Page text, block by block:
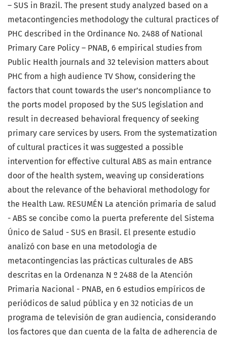
– SUS in Brazil. The present study analyzed based on a
metacontingencies methodology the cultural practices of
PHC described in the Ordinance No. 2488 of National
Primary Care Policy – PNAB, 6 empirical studies from
Public Health journals and 32 television matters about
PHC from a high audience TV Show, considering the
factors that count towards the user’s noncompliance to
the ports model proposed by the SUS legislation and
result in decreased behavioral frequency of seeking
primary care services by users. From the systematization
of cultural practices it was suggested a possible
intervention for effective cultural ABS as main entrance
door of the health system, weaving up considerations
about the relevance of the behavioral methodology for
the Health Law. RESUMÉN La atención primaria de salud
- ABS se concibe como la puerta preferente del Sistema
Único de Salud - SUS en Brasil. El presente estudio
analizó con base en una metodologia de
metacontingencias las prácticas culturales de ABS
descritas en la Ordenanza N º 2488 de la Atención
Primaria Nacional - PNAB, en 6 estudios empíricos de
periódicos de salud pública y en 32 noticias de un
programa de televisión de gran audiencia, considerando
los factores que dan cuenta de la falta de adherencia de